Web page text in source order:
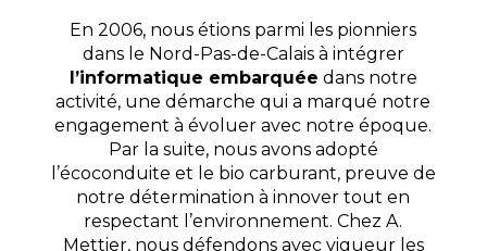
En 2006, nous étions parmi les pionniers
dans le Nord-Pas-de-Calais à intégrer
l’informatique embarquée dans notre
activité, une démarche qui a marqué notre
engagement à évoluer avec notre époque.
Par la suite, nous avons adopté
l’écoconduite et le bio carburant, preuve de
notre détermination à innover tout en
respectant l’environnement. Chez A.
Mettier, nous défendons avec vigueur les